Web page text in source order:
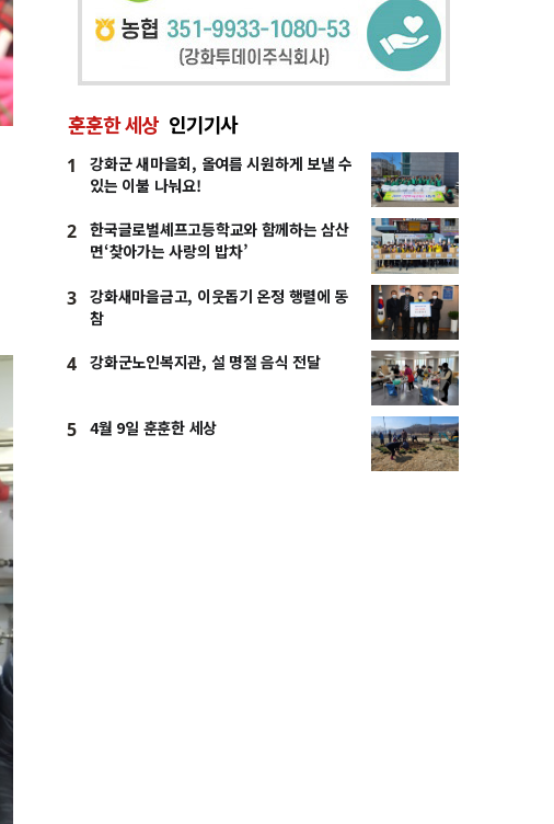
훈훈한 세상 인기기사
1
강화군 새마을회, 올여름 시원하게 보낼 수
있는 이불 나눠요!
2
한국글로벌셰프고등학교와 함께하는 삼산
면‘찾아가는 사랑의 밥차’
3
강화새마을금고, 이웃돕기 온정 행렬에 동
참
4 강화군노인복지관, 설 명절 음식 전달
5 4월 9일 훈훈한 세상